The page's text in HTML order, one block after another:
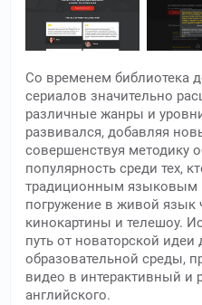
Со временем библиотека
сериалов значительно
различные жанры и
развивался, добавляя
совершенствуя методику
популярность среди тех,
традиционным языковым
погружение в живой
кинокартины и телешоу.
путь от новаторской идеи
образовательной среды,
видео в интерактивный и
английского.